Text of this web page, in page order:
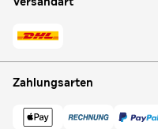
Zahlungsarten